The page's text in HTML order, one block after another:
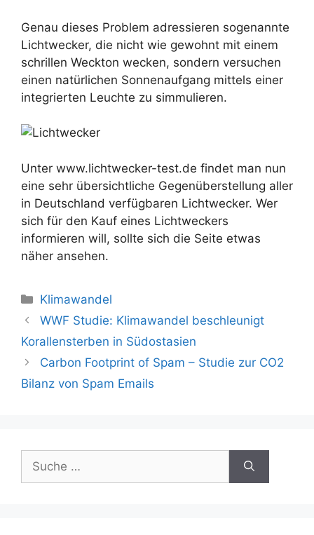
Genau dieses Problem adressieren sogenannte
Lichtwecker, die nicht wie gewohnt mit einem
schrillen Weckton wecken, sondern versuchen
einen natürlichen Sonnenaufgang mittels einer
integrierten Leuchte zu simmulieren.
Unter www.lichtwecker-test.de findet man nun
eine sehr übersichtliche Gegenüberstellung aller
in Deutschland verfügbaren Lichtwecker. Wer
sich für den Kauf eines Lichtweckers
informieren will, sollte sich die Seite etwas
näher ansehen.
Kategorien
Klimawandel
Beitrags-
Navigation
WWF Studie: Klimawandel beschleunigt
Korallensterben in Südostasien
Carbon Footprint of Spam – Studie zur CO2
Bilanz von Spam Emails
nach: